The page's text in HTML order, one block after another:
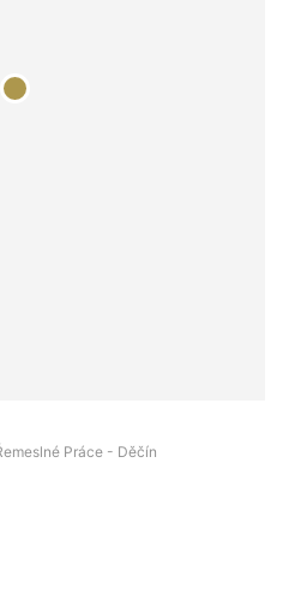
Práce - Děčín